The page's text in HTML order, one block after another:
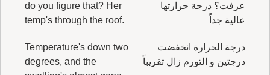
عرفت؟ درجة حرارتها
عالية جداً
do you figure that? Her
temp's through the roof.
درجة الحرارة انخفضت
درجتين و التورم زال تقريباً
Temperature's down two
degrees, and the